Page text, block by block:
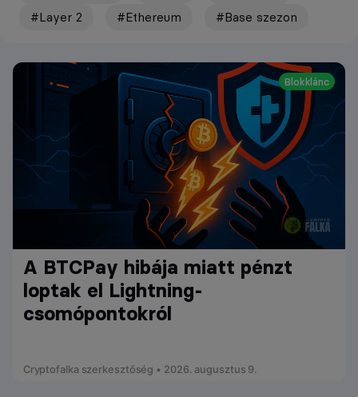
#Layer 2
#Ethereum #Base szezon
Blokklánc
A BTCPay hibája miatt pénzt
loptak el Lightning-
csomópontokról
Cryptofalka szerkesztőség • 2026. augusztus 9.